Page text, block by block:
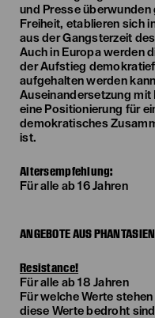
und Presse
Freiheit, etablieren sich
aus der Gangsterzeit
Auch in Europa werden
der Aufstieg
aufgehalten werden
Auseinandersetzung mit
eine Positionierung für
demokratisches
ist.
Altersempfehlung:
Für alle ab 16 Jahren
ANGEBOTE AUS PHANTASIEN
Resistance!
Für alle ab 18 Jahren
Für welche Werte
diese Werte bedroht